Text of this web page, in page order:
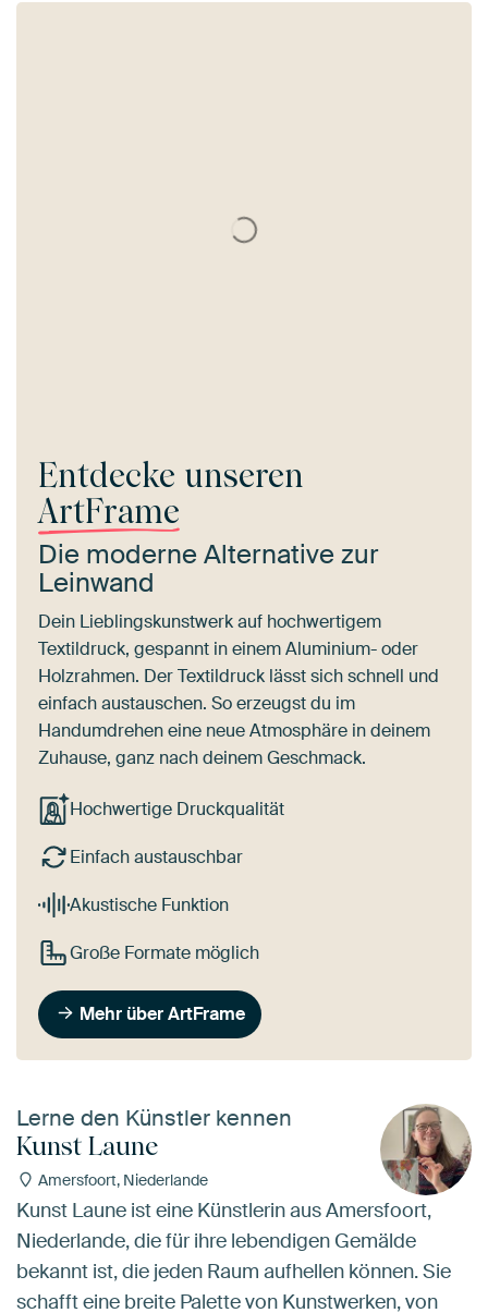
Entdecke unseren
ArtFrame
Die moderne Alternative zur
Leinwand
Dein Lieblingskunstwerk auf hochwertigem
Textildruck, gespannt in einem Aluminium- oder
Holzrahmen. Der Textildruck lässt sich schnell und
einfach austauschen. So erzeugst du im
Handumdrehen eine neue Atmosphäre in deinem
Zuhause, ganz nach deinem Geschmack.
Hochwertige Druckqualität
Einfach austauschbar
Akustische Funktion
Große Formate möglich
Mehr über ArtFrame
Lerne den Künstler kennen
Kunst Laune
Amersfoort, Niederlande
Kunst Laune ist eine Künstlerin aus Amersfoort,
Niederlande, die für ihre lebendigen Gemälde
bekannt ist, die jeden Raum aufhellen können. Sie
schafft eine breite Palette von Kunstwerken, von